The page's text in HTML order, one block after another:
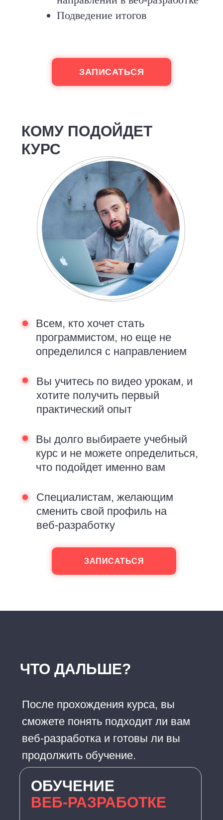
Подведение итогов
ЗАПИСАТЬСЯ
КОМУ ПОДОЙДЕТ
КУРС
Всем, кто хочет стать
программистом, но еще не
определился с направлением
Вы учитесь по видео урокам, и
хотите получить первый
практический опыт
Специалистам, желающим
сменить свой профиль на
веб‑разработку
Вы долго выбираете учебный
курс и не можете определиться,
что подойдет именно вам
ЗАПИСАТЬСЯ
ЧТО ДАЛЬШЕ?
ОБУЧЕНИЕ
ВЕБ‑РАЗРАБОТКЕ
После прохождения курса, вы
сможете понять подходит ли вам
веб-разработка и готовы ли вы
продолжить обучение.